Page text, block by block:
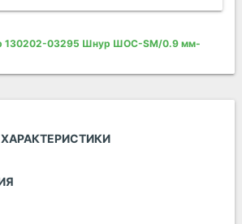
130202-03295 Шнур ШОС-SM/0.9 мм-
ХАРАКТЕРИСТИКИ